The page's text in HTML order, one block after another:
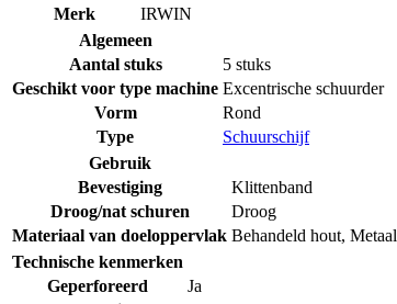
Merk
IRWIN
Algemeen
Aantal stuks
5 stuks
Geschikt voor type machine Excentrische schuurder
Vorm
Rond
Type
Schuurschijf
Gebruik
Bevestiging
Klittenband
Droog/nat schuren
Droog
Materiaal van doeloppervlak Behandeld hout, Metaal
Technische kenmerken
Geperforeerd
Ja